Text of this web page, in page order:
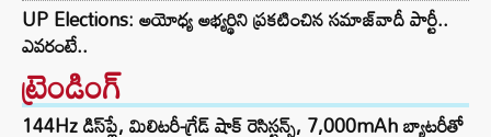
UP Elections: అయోధ్య అభ్యర్థిని ప్రకటించిన సమాజ్‌వాదీ పార్టీ..
ఎవరంటే..
ట్రెండింగ్‌
144Hz డిస్‌ప్లే, మిలిటరీ-గ్రేడ్ షాక్ రెసిస్టన్స్, 7,000mAh బ్యాటరీతో